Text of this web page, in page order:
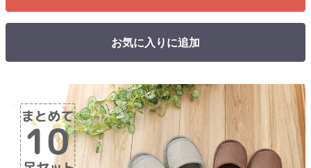
お気に入りに追加